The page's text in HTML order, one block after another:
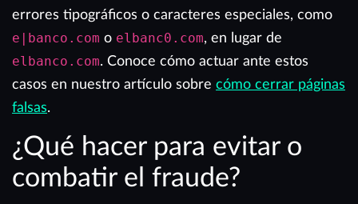
errores tipográficos o caracteres especiales, como
e|banco.com o elbanc0.com, en lugar de
elbanco.com. Conoce cómo actuar ante estos
casos en nuestro artículo sobre cómo cerrar páginas
falsas.
¿Qué hacer para evitar o
combatir el fraude?